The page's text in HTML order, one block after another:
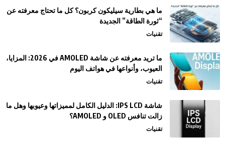
ما هي بطارية سيليكون كربون؟ كل ما تحتاج معرفته عن
“ثورة الطاقة” الجديدة
تقنيات
ما تريد معرفته عن شاشة AMOLED في 2026: المزايا،
العيوب، وأنواعها في هواتف اليوم
تقنيات
شاشة IPS LCD: الدليل الكامل لمميزاتها وعيوبها وهل ما
زالت تنافس OLED و AMOLED؟
تقنيات